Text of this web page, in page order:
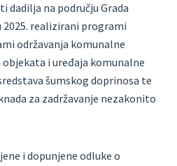
na području Grada
2025. realizirani programi
održavanja komunalne
i uređaja komunalne
šumskog doprinosa te
za zadržavanje nezakonito
i dopunjene odluke o